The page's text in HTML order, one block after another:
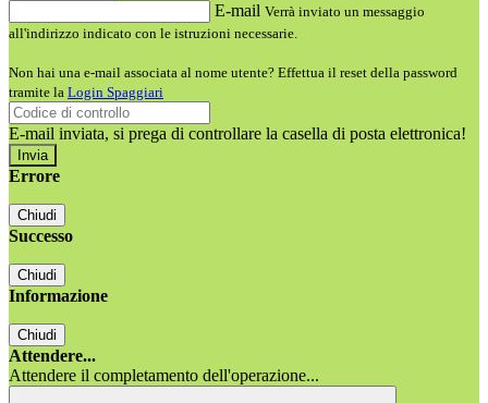
E-mail Verrà inviato un messaggio
all'indirizzo indicato con le istruzioni necessarie.
Non hai una e-mail associata al nome utente? Effettua il reset della password
tramite la Login Spaggiari
E-mail inviata, si prega di controllare la casella di posta elettronica!
Errore
Chiudi
Successo
Chiudi
Informazione
Chiudi
Attendere...
Attendere il completamento dell'operazione...